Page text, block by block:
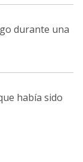
durante una
había sido